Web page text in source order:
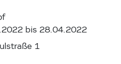
bis 28.04.2022
1